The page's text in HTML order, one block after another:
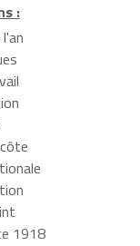
:
1918